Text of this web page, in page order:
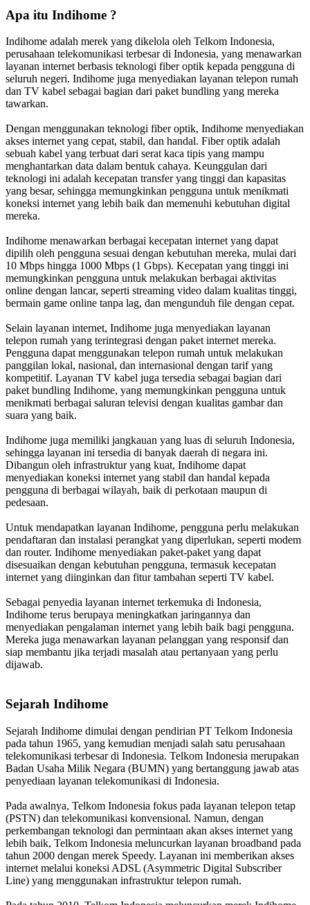
Apa itu Indihome ?
Indihome adalah merek yang dikelola oleh Telkom Indonesia,
perusahaan telekomunikasi terbesar di Indonesia, yang menawarkan
layanan internet berbasis teknologi fiber optik kepada pengguna di
seluruh negeri. Indihome juga menyediakan layanan telepon rumah
dan TV kabel sebagai bagian dari paket bundling yang mereka
tawarkan.
Dengan menggunakan teknologi fiber optik, Indihome menyediakan
akses internet yang cepat, stabil, dan handal. Fiber optik adalah
sebuah kabel yang terbuat dari serat kaca tipis yang mampu
menghantarkan data dalam bentuk cahaya. Keunggulan dari
teknologi ini adalah kecepatan transfer yang tinggi dan kapasitas
yang besar, sehingga memungkinkan pengguna untuk menikmati
koneksi internet yang lebih baik dan memenuhi kebutuhan digital
mereka.
Indihome menawarkan berbagai kecepatan internet yang dapat
dipilih oleh pengguna sesuai dengan kebutuhan mereka, mulai dari
10 Mbps hingga 1000 Mbps (1 Gbps). Kecepatan yang tinggi ini
memungkinkan pengguna untuk melakukan berbagai aktivitas
online dengan lancar, seperti streaming video dalam kualitas tinggi,
bermain game online tanpa lag, dan mengunduh file dengan cepat.
Selain layanan internet, Indihome juga menyediakan layanan
telepon rumah yang terintegrasi dengan paket internet mereka.
Pengguna dapat menggunakan telepon rumah untuk melakukan
panggilan lokal, nasional, dan internasional dengan tarif yang
kompetitif. Layanan TV kabel juga tersedia sebagai bagian dari
paket bundling Indihome, yang memungkinkan pengguna untuk
menikmati berbagai saluran televisi dengan kualitas gambar dan
suara yang baik.
Indihome juga memiliki jangkauan yang luas di seluruh Indonesia,
sehingga layanan ini tersedia di banyak daerah di negara ini.
Dibangun oleh infrastruktur yang kuat, Indihome dapat
menyediakan koneksi internet yang stabil dan handal kepada
pengguna di berbagai wilayah, baik di perkotaan maupun di
pedesaan.
Untuk mendapatkan layanan Indihome, pengguna perlu melakukan
pendaftaran dan instalasi perangkat yang diperlukan, seperti modem
dan router. Indihome menyediakan paket-paket yang dapat
disesuaikan dengan kebutuhan pengguna, termasuk kecepatan
internet yang diinginkan dan fitur tambahan seperti TV kabel.
Sebagai penyedia layanan internet terkemuka di Indonesia,
Indihome terus berupaya meningkatkan jaringannya dan
menyediakan pengalaman internet yang lebih baik bagi pengguna.
Mereka juga menawarkan layanan pelanggan yang responsif dan
siap membantu jika terjadi masalah atau pertanyaan yang perlu
dijawab.
Sejarah Indihome
Sejarah Indihome dimulai dengan pendirian PT Telkom Indonesia
pada tahun 1965, yang kemudian menjadi salah satu perusahaan
telekomunikasi terbesar di Indonesia. Telkom Indonesia merupakan
Badan Usaha Milik Negara (BUMN) yang bertanggung jawab atas
penyediaan layanan telekomunikasi di Indonesia.
Pada awalnya, Telkom Indonesia fokus pada layanan telepon tetap
(PSTN) dan telekomunikasi konvensional. Namun, dengan
perkembangan teknologi dan permintaan akan akses internet yang
lebih baik, Telkom Indonesia meluncurkan layanan broadband pada
tahun 2000 dengan merek Speedy. Layanan ini memberikan akses
internet melalui koneksi ADSL (Asymmetric Digital Subscriber
Line) yang menggunakan infrastruktur telepon rumah.